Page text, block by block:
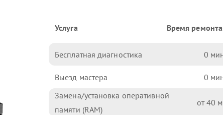
Услуга Время ремонта
Бесплатная диагностика 0
Выезд мастера 0
Замена/установка оперативной
памяти (RAM)
40